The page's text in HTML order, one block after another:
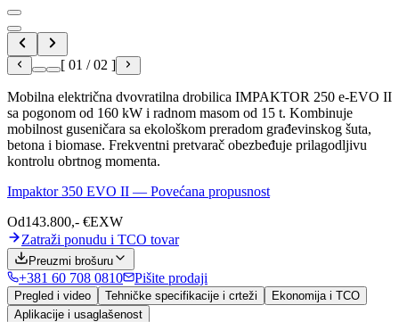
[ 01 /02 ]
Mobilna električna dvovratilna drobilica IMPAKTOR 250 e-EVO II
sa pogonom od 160 kW i radnom masom od 15 t. Kombinuje
mobilnost guseničara sa ekološkom preradom građevinskog šuta,
betona i biomase. Frekventni pretvarač obezbeđuje prilagodljivu
kontrolu obrtnog momenta.
Impaktor 350 EVO II — Povećana propusnost
Od143.800,- €EXW
Zatraži ponudu i TCO tovar
Preuzmi brošuru
+381 60 708 0810 Pišite prodaji
Pregled i video Tehničke specifikacije i crteži
Ekonomija i TCO
Aplikacije i usaglašenost